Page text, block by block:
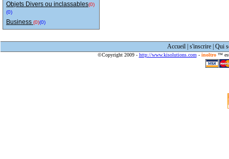
Objets Divers ou inclassables(0)
(0)
Business (0)(0)
Accueil s'inscrire Qui
©Copyright 2009 - http://www.kisolutions.com - inoltro™ est